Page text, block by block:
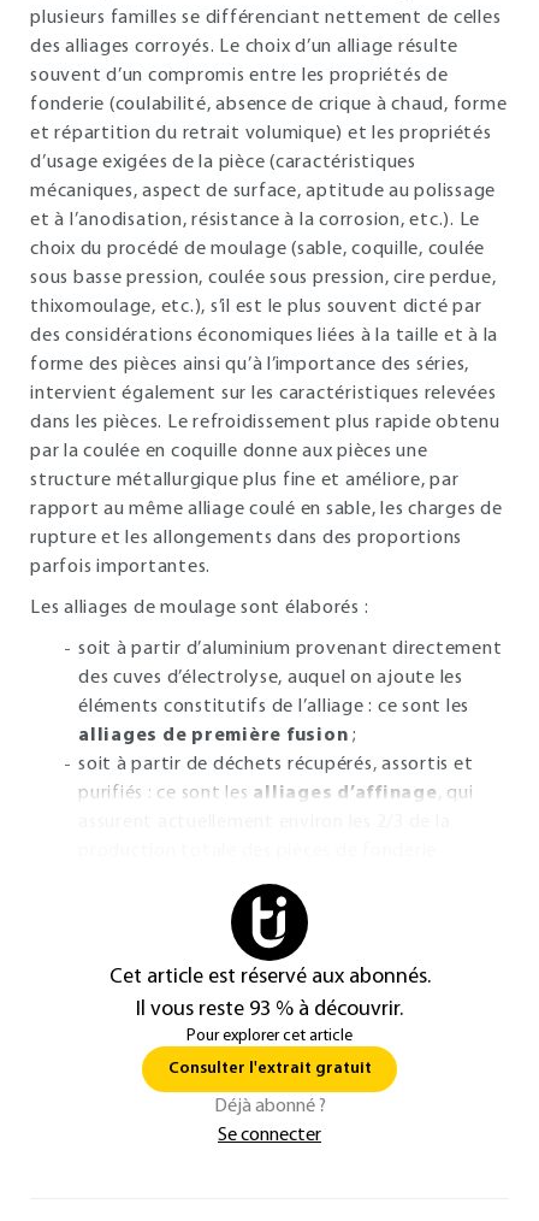
plusieurs familles se différenciant nettement de celles
des alliages corroyés. Le choix d’un alliage résulte
souvent d’un compromis entre les propriétés de
fonderie (coulabilité, absence de crique à chaud, forme
et répartition du retrait volumique) et les propriétés
d’usage exigées de la pièce (caractéristiques
mécaniques, aspect de surface, aptitude au polissage
et à l’anodisation, résistance à la corrosion, etc.). Le
choix du procédé de moulage (sable, coquille, coulée
sous basse pression, coulée sous pression, cire perdue,
thixomoulage, etc.), s’il est le plus souvent dicté par
des considérations économiques liées à la taille et à la
forme des pièces ainsi qu’à l’importance des séries,
intervient également sur les caractéristiques relevées
dans les pièces. Le refroidissement plus rapide obtenu
par la coulée en coquille donne aux pièces une
structure métallurgique plus fine et améliore, par
rapport au même alliage coulé en sable, les charges de
rupture et les allongements dans des proportions
parfois importantes.
Les alliages de moulage sont élaborés :
soit à partir d’aluminium provenant directement
des cuves d’électrolyse, auquel on ajoute les
éléments constitutifs de l’alliage : ce sont les
alliages de première fusion ;
soit à partir de déchets récupérés, assortis et
purifiés : ce sont les alliages d’affinage, qui
Cet article est réservé aux abonnés.
Il vous reste 93 % à découvrir.
Pour explorer cet article
Consulter l'extrait gratuit
Déjà abonné ?
Se connecter